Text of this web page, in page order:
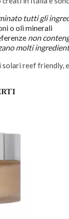
tutti gli
o oli minerali
non
molti
reef friendly,